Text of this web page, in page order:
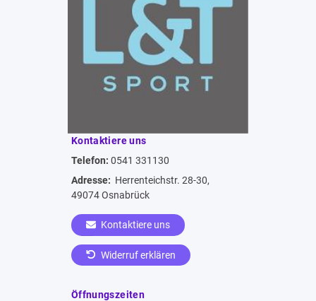
Kontaktiere uns
Telefon: 0541 331130
Adresse: Herrenteichstr. 28-30,
49074 Osnabrück
Kontaktiere uns
Widerruf erklären
Öffnungszeiten